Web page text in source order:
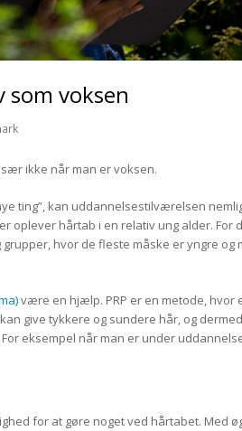
som voksen
ikke når man er voksen.
ting”, kan uddannelsestilværelsen
oplever hårtab i en relativ ung alder. For
hvor de fleste måske er yngre og
være en hjælp. PRP er en metode, hvor
give tykkere og sundere hår, og
eksempel når man er under
for at gøre noget ved hårtabet. Med